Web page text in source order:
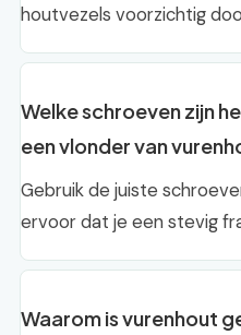
houtvezels voorzichtig
Welke schroeven zijn
een vlonder van
Gebruik de juiste
ervoor dat je een stevig
Waarom is vurenhout